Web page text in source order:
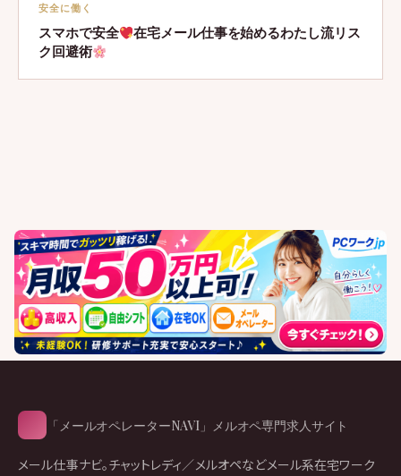
安全に働く
スマホで安全
在宅メール仕事を始めるわたし流リス
ク回避術
「メールオペレーターNAVI」メルオペ専門求人サイト
メール仕事ナビ。チャットレディ／メルオペなどメール系在宅ワーク